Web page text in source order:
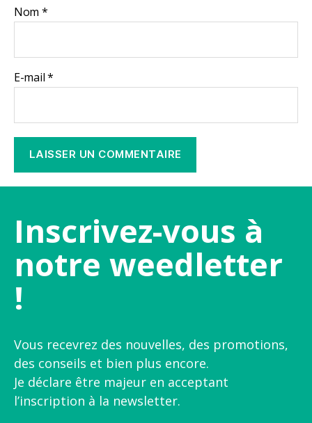
Nom *
E-mail*
Inscrivez-vous à
notre weedletter
!
Vous recevrez des nouvelles, des promotions,
des conseils et bien plus encore.
Je déclare être majeur en acceptant
l’inscription à la newsletter.